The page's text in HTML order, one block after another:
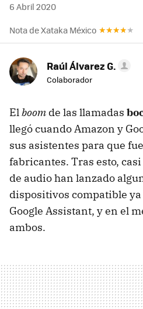
6 Abril 2020
Nota de Xataka México
Raúl Álvarez G.
Colaborador
Elboom de las llamadas
llegó cuando Amazon y
sus asistentes para que
fabricantes. Tras esto,
de audio han lanzado
dispositivos compatible ya
Google Assistant, y en el
ambos.